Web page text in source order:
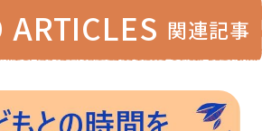
ARTICLES 関連記事